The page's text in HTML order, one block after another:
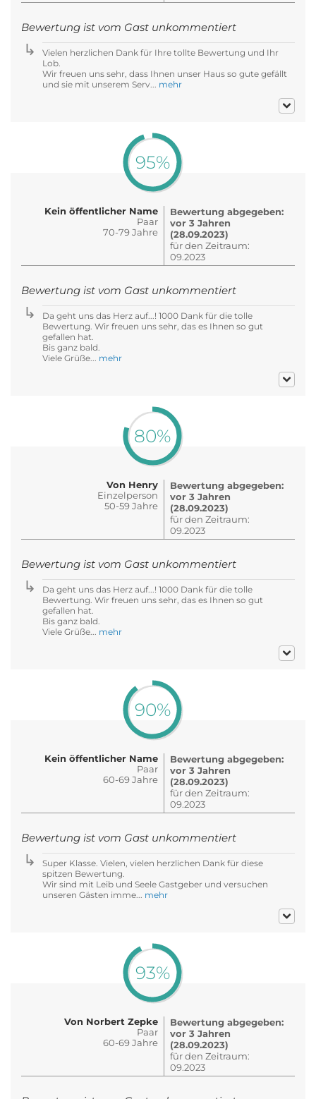
Bewertung ist vom Gast unkommentiert
Vielen herzlichen Dank für Ihre tollte Bewertung und Ihr
Lob.
Wir freuen uns sehr, dass Ihnen unser Haus so gute gefällt
und sie mit unserem Serv... mehr
95%
Kein öffentlicher Name
Paar
70-79 Jahre
Bewertung abgegeben:
vor 3 Jahren
(28.09.2023)
für den Zeitraum:
09.2023
Bewertung ist vom Gast unkommentiert
Da geht uns das Herz auf...! 1000 Dank für die tolle
Bewertung. Wir freuen uns sehr, das es Ihnen so gut
gefallen hat.
Bis ganz bald.
Viele Grüße... mehr
80%
Von Henry
Einzelperson
50-59 Jahre
Bewertung abgegeben:
vor 3 Jahren
(28.09.2023)
für den Zeitraum:
09.2023
Bewertung ist vom Gast unkommentiert
Da geht uns das Herz auf...! 1000 Dank für die tolle
Bewertung. Wir freuen uns sehr, das es Ihnen so gut
gefallen hat.
Bis ganz bald.
Viele Grüße... mehr
90%
Kein öffentlicher Name
Paar
60-69 Jahre
Bewertung abgegeben:
vor 3 Jahren
(28.09.2023)
für den Zeitraum:
09.2023
Bewertung ist vom Gast unkommentiert
Super Klasse. Vielen, vielen herzlichen Dank für diese
spitzen Bewertung.
Wir sind mit Leib und Seele Gastgeber und versuchen
unseren Gästen imme... mehr
93%
Von Norbert Zepke
Paar
60-69 Jahre
Bewertung abgegeben:
vor 3 Jahren
(28.09.2023)
für den Zeitraum:
09.2023